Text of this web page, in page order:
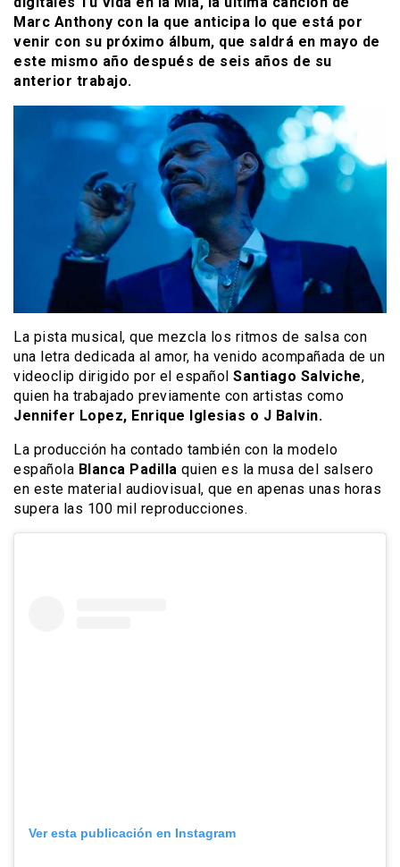
Marc Anthony con la que anticipa lo que está por
venir con su próximo álbum, que saldrá en mayo de
este mismo año después de seis años de su
anterior trabajo.
La pista musical, que mezcla los ritmos de salsa con
una letra dedicada al amor, ha venido acompañada de un
videoclip dirigido por el español Santiago Salviche,
quien ha trabajado previamente con artistas como
Jennifer Lopez, Enrique Iglesias o J Balvin.
La producción ha contado también con la modelo
española Blanca Padilla quien es la musa del salsero
en este material audiovisual, que en apenas unas horas
supera las 100 mil reproducciones.
Ver esta publicación en Instagram